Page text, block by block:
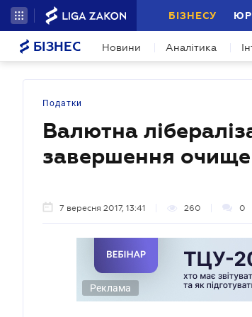
БІЗНЕСУ
БІЗНЕС Новини Аналітика
Податки
Валютна
завершення
7 вересня 2017, 13:41 260 0
Реклама